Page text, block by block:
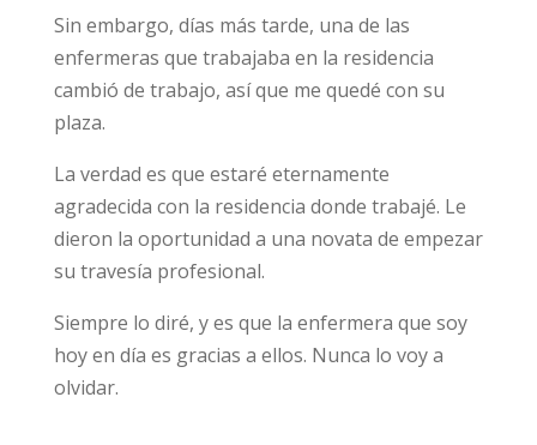
Sin embargo, días más tarde, una de las
enfermeras que trabajaba en la residencia
cambió de trabajo, así que me quedé con su
plaza.
La verdad es que estaré eternamente
agradecida con la residencia donde trabajé. Le
dieron la oportunidad a una novata de empezar
su travesía profesional.
Siempre lo diré, y es que la enfermera que soy
hoy en día es gracias a ellos. Nunca lo voy a
olvidar.